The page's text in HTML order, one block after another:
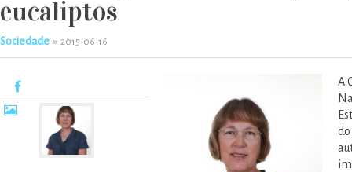
eucaliptos
Sociedade » 2015-06-16
A